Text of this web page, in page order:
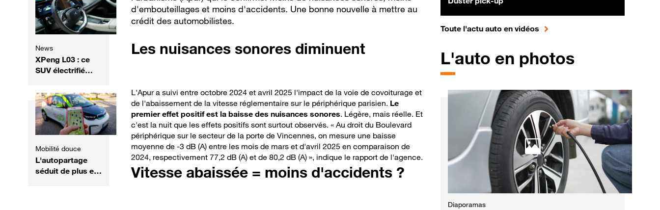
News
XPeng L03 : ce
SUV électrifié
000 km
d'autonomie
Mobilité douce
L'autopartage
séduit de plus en
d'embouteillages et moins d'accidents. Une bonne nouvelle à mettre au
crédit des automobilistes.
Les nuisances sonores diminuent
L'Apur a suivi entre octobre 2024 et avril 2025 l'impact de la voie de covoiturage et
de l'abaissement de la vitesse réglementaire sur le périphérique parisien. Le
premier effet positif est la baisse des nuisances sonores. Légère, mais réelle. Et
c'est la nuit que les effets positifs sont surtout observés. « Au droit du Boulevard
périphérique sur le secteur de la porte de Vincennes, on mesure une baisse
moyenne de -3 dB (A) entre les mois de mars et d'avril 2025 en comparaison de
2024, respectivement 77,2 dB (A) et de 80,2 dB (A) », indique le rapport de l'agence.
Vitesse abaissée = moins d'accidents ?
Toute l'actu auto en vidéos pour accéder à toute l'actualité
L'auto en photos
Diaporamas